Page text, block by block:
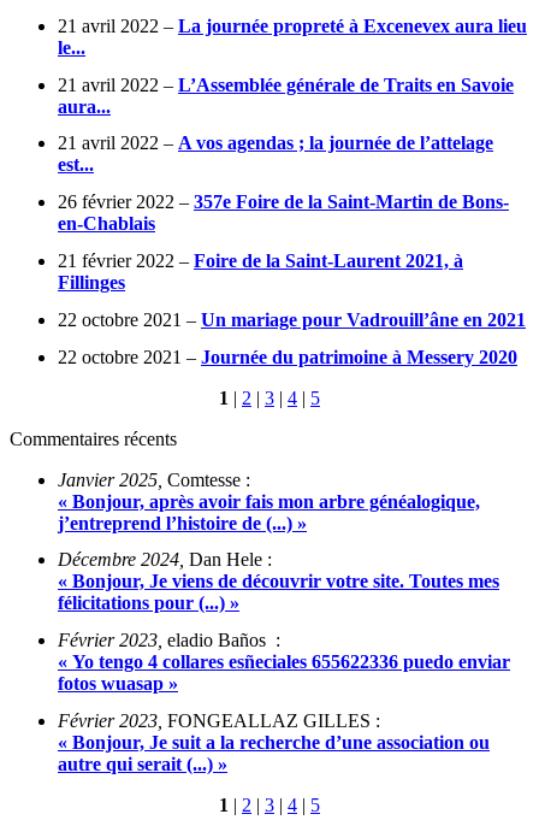
21 avril 2022 – La journée propreté à Excenevex aura lieu
le...
21 avril 2022 – L’Assemblée générale de Traits en Savoie
aura...
21 avril 2022 – A vos agendas ; la journée de l’attelage
est...
26 février 2022 – 357e Foire de la Saint-Martin de Bons-
en-Chablais
21 février 2022 – Foire de la Saint-Laurent 2021, à
Fillinges
22 octobre 2021 – Un mariage pour Vadrouill’âne en 2021
22 octobre 2021 – Journée du patrimoine à Messery 2020
1 | 2 | 3 | 4 | 5
Commentaires récents
Janvier 2025, Comtesse :
« Bonjour, après avoir fais mon arbre généalogique,
j’entreprend l’histoire de (...) »
Décembre 2024, Dan Hele :
« Bonjour, Je viens de découvrir votre site. Toutes mes
félicitations pour (...) »
Février 2023, eladio Baños :
« Yo tengo 4 collares esñeciales 655622336 puedo enviar
fotos wuasap »
Février 2023, FONGEALLAZ GILLES :
« Bonjour, Je suit a la recherche d’une association ou
autre qui serait (...) »
1 | 2 | 3 | 4 | 5